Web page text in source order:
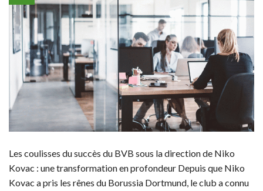
Les coulisses du succès du BVB sous la direction de Niko
Kovac : une transformation en profondeur Depuis que Niko
Kovac a pris les rênes du Borussia Dortmund, le club a connu